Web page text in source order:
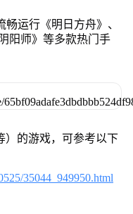
运行《明日方舟》、
阳师》等多款热门手
）的游戏，可参考以下
35044_949950.html